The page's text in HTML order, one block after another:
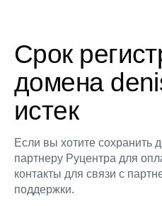
Срок
домена
истек
Если вы хотите сохранить
партнеру Руцентра для
контакты для связи с
поддержки.